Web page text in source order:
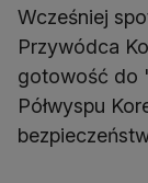
Wcześniej
Przywódca
gotowość do
Półwyspu